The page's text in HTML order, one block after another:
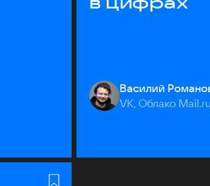
Василий
VK, Облако Mail.ru